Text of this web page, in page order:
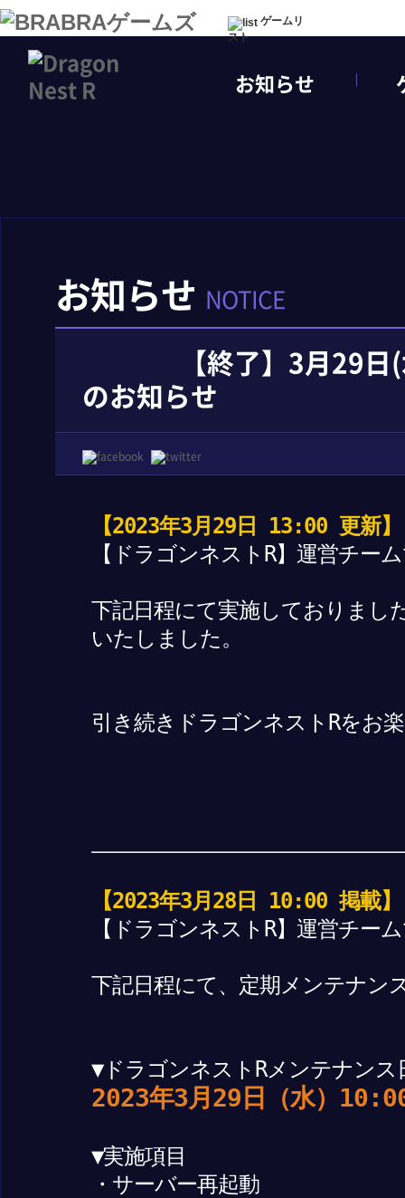
ゲームリ
スト
お知らせ
お知らせ NOTICE
【終了】3月29
のお知らせ
【2023年3月29日 13:00 更新】
【ドラゴンネストR】運営チー
下記日程にて実施しておりまし
いたしました。
引き続きドラゴンネストRをお
【2023年3月28日 10:00 掲載】
【ドラゴンネストR】運営チー
下記日程にて、定期メンテナン
▼ドラゴンネストRメンテナンス
2023年3月29日（水）
▼実施項目
・サーバー再起動